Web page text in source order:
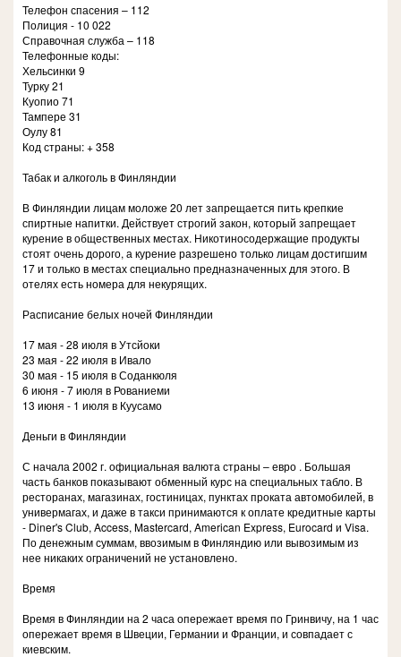
Телефон спасения – 112
Полиция - 10 022
Справочная служба – 118
Телефонные коды:
Хельсинки 9
Турку 21
Куопио 71
Тампере 31
Оулу 81
Код страны: + 358
Табак и алкоголь в Финляндии
В Финляндии лицам моложе 20 лет запрещается пить крепкие
спиртные напитки. Действует строгий закон, который запрещает
курение в общественных местах. Никотиносодержащие продукты
стоят очень дорого, а курение разрешено только лицам достигшим
17 и только в местах специально предназначенных для этого. В
отелях есть номера для некурящих.
Расписание белых ночей Финляндии
17 мая - 28 июля в Утсйоки
23 мая - 22 июля в Ивало
30 мая - 15 июля в Соданкюля
6 июня - 7 июля в Рованиеми
13 июня - 1 июля в Куусамо
Деньги в Финляндии
С начала 2002 г. официальная валюта страны – евро . Большая
часть банков показывают обменный курс на специальных табло. В
ресторанах, магазинах, гостиницах, пунктах проката автомобилей, в
универмагах, и даже в такси принимаются к оплате кредитные карты
- Diner's Club, Access, Mastercard, American Express, Eurocard и Visa.
По денежным суммам, ввозимым в Финляндию или вывозимым из
нее никаких ограничений не установлено.
Время
Время в Финляндии на 2 часа опережает время по Гринвичу, на 1 час
опережает время в Швеции, Германии и Франции, и совпадает с
киевским.